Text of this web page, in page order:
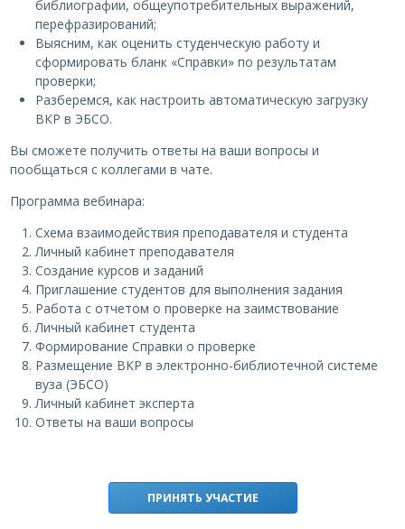
библиографии, общеупотребительных выражений,
перефразирований;
Выясним, как оценить студенческую работу и
сформировать бланк «Справки» по результатам
проверки;
Разберемся, как настроить автоматическую загрузку
ВКР в ЭБСО.
Вы сможете получить ответы на ваши вопросы и
пообщаться с коллегами в чате.
Программа вебинара:
Схема взаимодействия преподавателя и студента
Личный кабинет преподавателя
Создание курсов и заданий
Приглашение студентов для выполнения задания
Работа с отчетом о проверке на заимствование
Личный кабинет студента
Формирование Справки о проверке
Размещение ВКР в электронно-библиотечной системе
вуза (ЭБСО)
Личный кабинет эксперта
Ответы на ваши вопросы
ПРИНЯТЬ УЧАСТИЕ